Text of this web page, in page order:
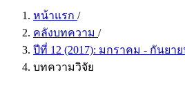
หน้าแรก /
คลังบทความ /
ปีที่ 12 (2017): มกราคม - กันยาย
บทความวิจัย